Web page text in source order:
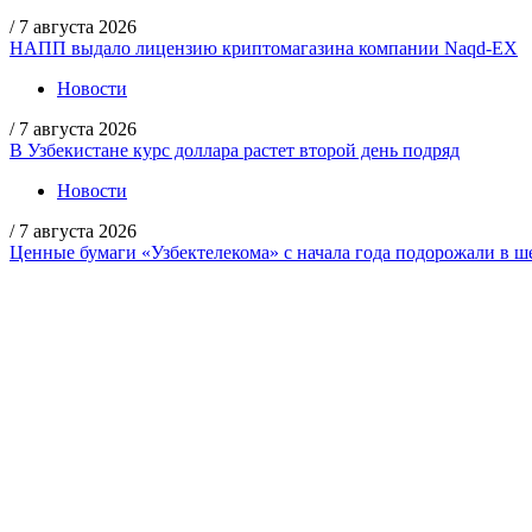
/ 7 августа 2026
НАПП выдало лицензию криптомагазина компании Naqd-EX
Новости
/ 7 августа 2026
В Узбекистане курс доллара растет второй день подряд
Новости
/ 7 августа 2026
Ценные бумаги «Узбектелекома» с начала года подорожали в